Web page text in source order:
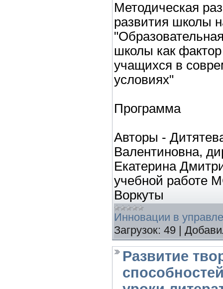
Методическая
развития школы
школы как
учащихся в
условиях"
Программа
Авторы -
Валентиновна,
Екатерина
учебной работе
Воркуты
Инновации в
Загрузок: 49
Развитие